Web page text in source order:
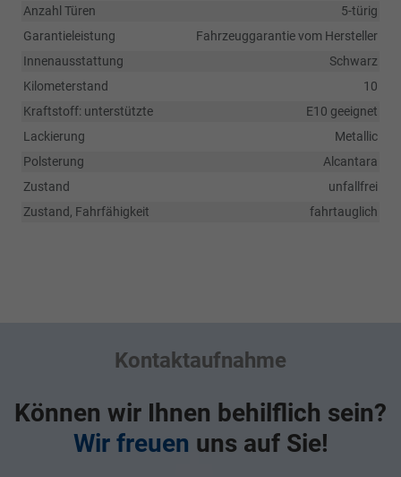
Anzahl Türen
5-türig
Garantieleistung
Fahrzeuggarantie vom Hersteller
Innenausstattung
Schwarz
Kilometerstand
10
Kraftstoff: unterstützte
E10 geeignet
Lackierung
Metallic
Polsterung
Alcantara
Zustand
unfallfrei
Zustand, Fahrfähigkeit
fahrtauglich
Kontaktaufnahme
Können wir Ihnen behilflich sein?
Wir freuen uns auf Sie!